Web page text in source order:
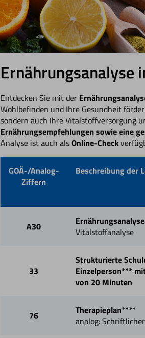
Ernährungsanalyse
Entdecken Sie mit der
Wohlbefinden und Ihre Gesundheit
sondern auch Ihre Vitalstoffversorgung
Ernährungsempfehlungen sowie eine
Analyse ist auch alsOnline-Check
GOÄ-/Analog-
Ziffern
Beschreibung der
A30 Ernährungsanalyse
Vitalstoffanalyse
33
Strukturierte
Einzelperson***
von 20 Minuten
76 Therapieplan****
analog: